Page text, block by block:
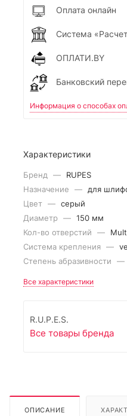
Оплата онлайн
Система
ОПЛАТИ.BY
Банковский
Информация о способах
Характеристики
Бренд —
RUPES
Назначение
— для
Цвет — серый
Диаметр
— 150 мм
Кол-во отверстий
—
Система крепления —
Степень абразивности
—
Все характеристики
R.U.P.E.S.
Все товары бренда
ОПИСАНИЕ